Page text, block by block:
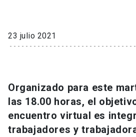
Información para keyboard_arrow_down
Futuros estudiantes
Go to english site launch
23 julio 2021
Organizado para este
las 18.00 horas, el
encuentro virtual es
trabajadores y